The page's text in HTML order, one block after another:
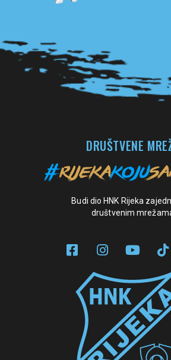
DRUŠTVENE
Budi dio HNK Rijeka
društvenim